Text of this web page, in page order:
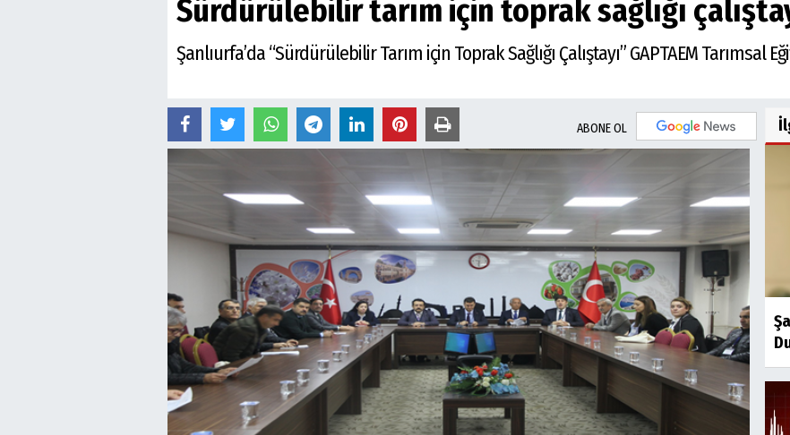
Sürdürülebilir tarım için toprak sağlığı
Şanlıurfa’da “Sürdürülebilir Tarım için Toprak Sağlığı Çalıştayı” GAPTAEM
ABONE OL